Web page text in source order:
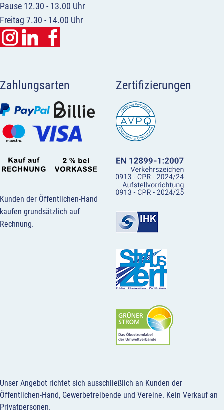
Pause 12.30 - 13.00 Uhr
Freitag 7.30 - 14.00 Uhr
Zahlungsarten
Kunden der Öffentlichen-Hand
kaufen grundsätzlich auf
Rechnung.
Zertifizierungen
Unser Angebot richtet sich ausschließlich an Kunden der
Öffentlichen-Hand, Gewerbetreibende und Vereine. Kein Verkauf an
Privatpersonen.